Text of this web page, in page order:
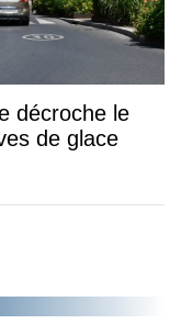
décroche le
de glace